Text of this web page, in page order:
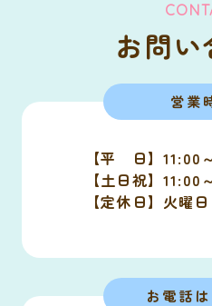
お問
営業
【平 日】11:00
【土日祝】11:00
【定休日】火曜
お電話